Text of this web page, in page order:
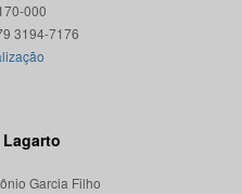
000
Garcia Filho